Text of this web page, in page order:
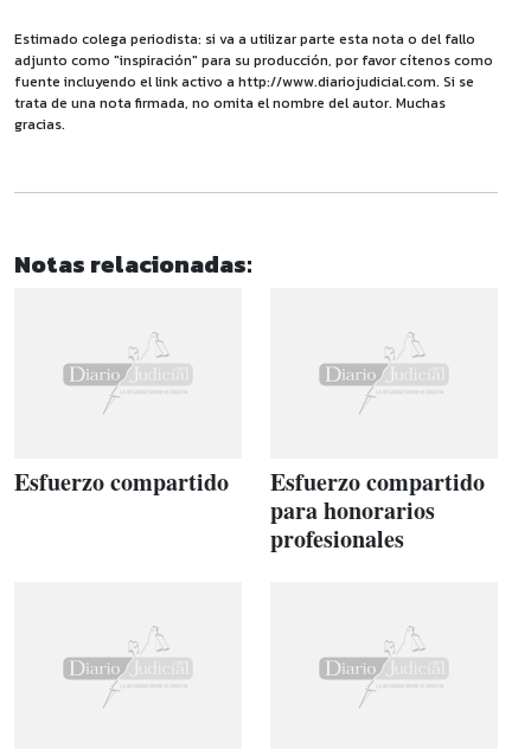
Estimado colega periodista: si va a utilizar parte esta nota o del fallo
adjunto como "inspiración" para su producción, por favor cítenos como
fuente incluyendo el link activo a http://www.diariojudicial.com. Si se
trata de una nota firmada, no omita el nombre del autor. Muchas
gracias.
Notas relacionadas:
Esfuerzo compartido
Esfuerzo compartido
para honorarios
profesionales